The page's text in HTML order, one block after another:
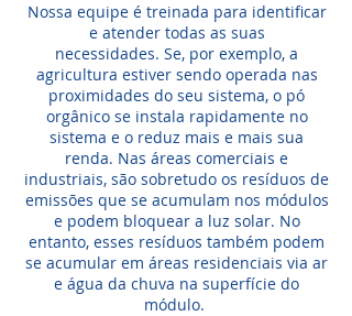
Nossa equipe é treinada para identificar
e atender todas as suas
necessidades. Se, por exemplo, a
agricultura estiver sendo operada nas
proximidades do seu sistema, o pó
orgânico se instala rapidamente no
sistema e o reduz mais e mais sua
renda. Nas áreas comerciais e
industriais, são sobretudo os resíduos de
emissões que se acumulam nos módulos
e podem bloquear a luz solar. No
entanto, esses resíduos também podem
se acumular em áreas residenciais via ar
e água da chuva na superfície do
módulo.